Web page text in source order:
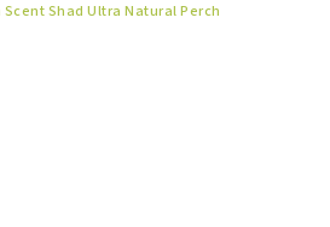
Shad Ultra Natural Perch